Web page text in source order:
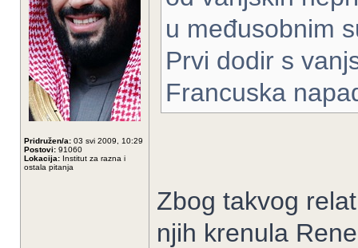
Pridružen/a: 03 svi 2009, 10:29
Postovi: 91060
Lokacija: Institut za razna i
ostala pitanja
u međusobnim
Prvi dodir s
Francuska
Zbog takvog
njih krenula